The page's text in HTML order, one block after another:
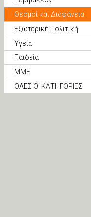
Θεσμοί και Διαφάνεια
Εξωτερική Πολιτική
Υγεία
Παιδεία
ΜΜΕ
ΟΛΕΣ ΟΙ ΚΑΤΗΓΟΡΙΕΣ